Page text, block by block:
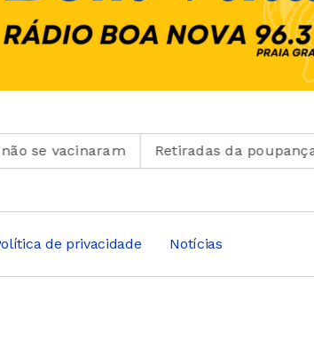
vacinaram Retiradas da poupança
de privacidade Notícias